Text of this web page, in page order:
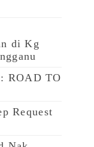
di Kg
ROAD TO
Request